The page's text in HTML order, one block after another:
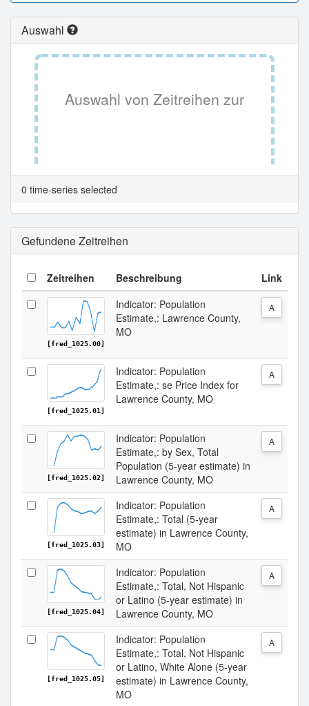
Auswahl
Auswahl von Zeitreihen zur
Tabellenansicht.
0 time-series selected
Gefundene Zeitreihen
Zeitreihen Beschreibung Link
[fred_1025.00]
Indicator: Population
Estimate,: Lawrence County,
MO
A
[fred_1025.01]
Indicator: Population
Estimate,: se Price Index for
Lawrence County, MO
A
[fred_1025.02]
Indicator: Population
Estimate,: by Sex, Total
Population (5-year estimate) in
Lawrence County, MO
A
[fred_1025.03]
Indicator: Population
Estimate,: Total (5-year
estimate) in Lawrence County,
MO
A
[fred_1025.04]
Indicator: Population
Estimate,: Total, Not Hispanic
or Latino (5-year estimate) in
Lawrence County, MO
A
[fred_1025.05]
Indicator: Population
Estimate,: Total, Not Hispanic
or Latino, White Alone (5-year
estimate) in Lawrence County,
MO
A